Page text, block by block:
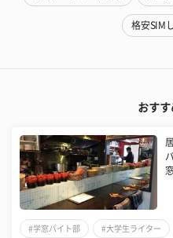
格安SIM
おす
#学窓バイト部 #大学生ライター